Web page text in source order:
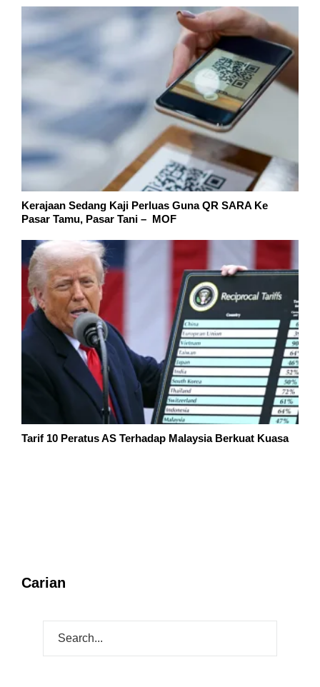
Kerajaan Sedang Kaji Perluas Guna QR SARA Ke
Pasar Tamu, Pasar Tani – MOF
Tarif 10 Peratus AS Terhadap Malaysia Berkuat Kuasa
Carian